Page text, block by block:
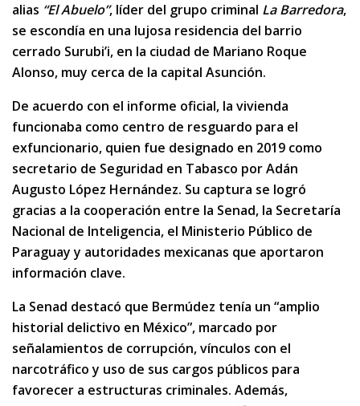
alias “El Abuelo”, líder del grupo criminal La Barredora,
se escondía en una lujosa residencia del barrio
cerrado Surubi’i, en la ciudad de Mariano Roque
Alonso, muy cerca de la capital Asunción.
De acuerdo con el informe oficial, la vivienda
funcionaba como centro de resguardo para el
exfuncionario, quien fue designado en 2019 como
secretario de Seguridad en Tabasco por Adán
Augusto López Hernández. Su captura se logró
gracias a la cooperación entre la Senad, la Secretaría
Nacional de Inteligencia, el Ministerio Público de
Paraguay y autoridades mexicanas que aportaron
información clave.
La Senad destacó que Bermúdez tenía un “amplio
historial delictivo en México”, marcado por
señalamientos de corrupción, vínculos con el
narcotráfico y uso de sus cargos públicos para
favorecer a estructuras criminales. Además,